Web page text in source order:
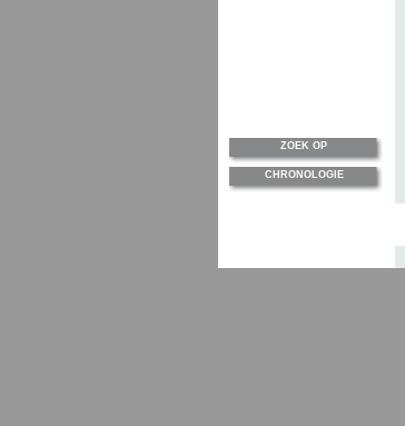
ZOEK OP
CHRONOLOGIE